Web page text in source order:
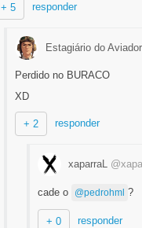
+ 5 responder
Estagiário do Aviador
Perdido no BURACO
XD
+ 2 responder
xaparraL
cade o @pedrohml ?
+ 0 responder